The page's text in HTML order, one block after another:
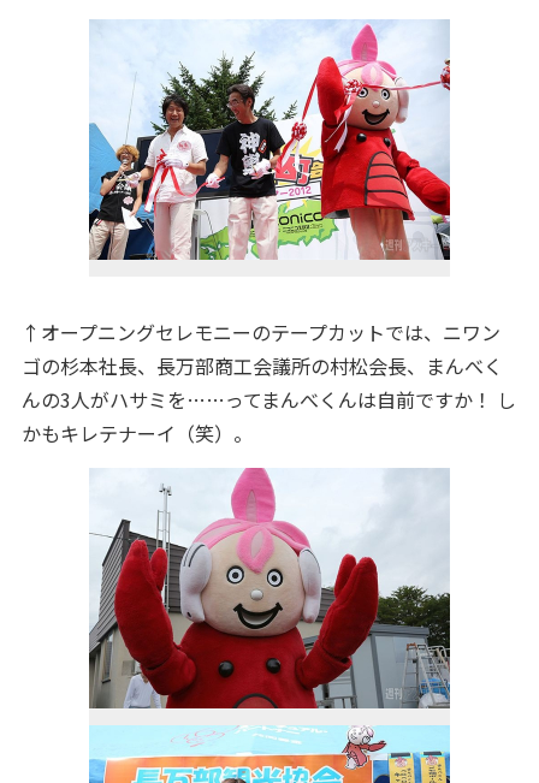
↑オープニングセレモニーのテープカットでは、ニワン
ゴの杉本社長、長万部商工会議所の村松会長、まんべく
んの3人がハサミを……ってまんべくんは自前ですか！ し
かもキレテナーイ（笑）。